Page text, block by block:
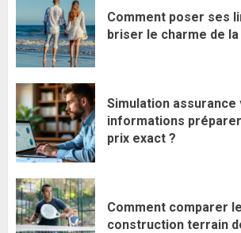
Comment poser ses
briser le charme de
Simulation
informations
prix exact ?
Comment comparer
construction terrain